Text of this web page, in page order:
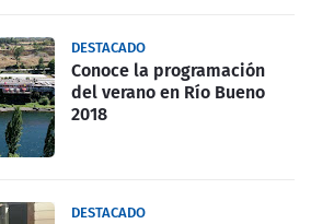
DESTACADO
Conoce la programación
del verano en Río Bueno
2018
DESTACADO